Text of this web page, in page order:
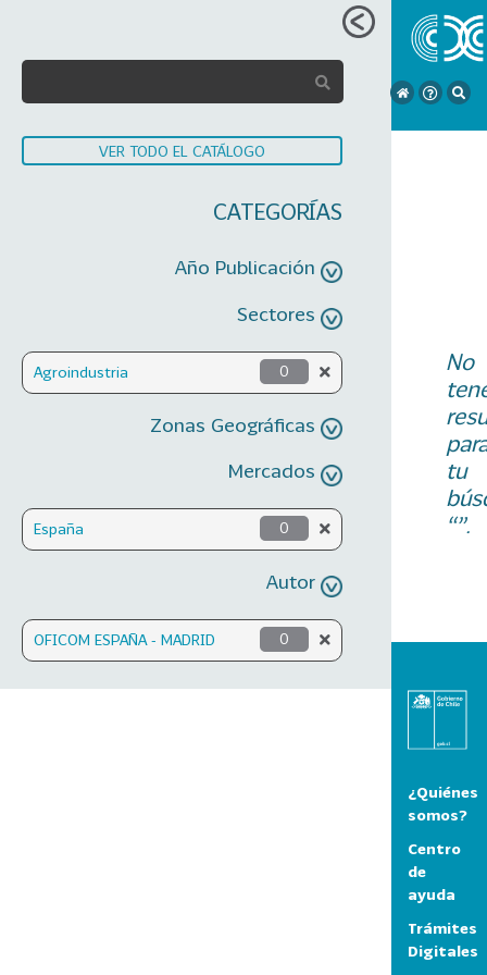
VER TODO EL CATÁLOGO
CATEGORÍAS
Año Publicación
Sectores
Agroindustria 0
Zonas Geográficas
Mercados
España 0
Autor
OFICOM ESPAÑA - MADRID 0
No
tu
“”.
¿Quiénes
somos?
Centro
de
ayuda
Trámites
Digitales